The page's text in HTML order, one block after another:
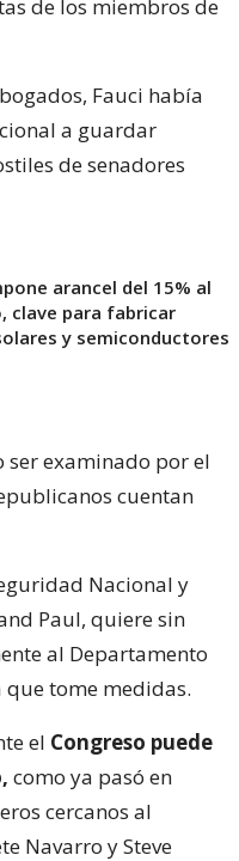
de los miembros de
Fauci había
a guardar
de senadores
arancel del 15% al
clave para fabricar
y semiconductores
ser examinado por el
cuentan
Nacional y
Paul, quiere sin
al Departamento
que tome medidas.
el Congreso puede
como ya pasó en
cercanos al
Navarro y Steve